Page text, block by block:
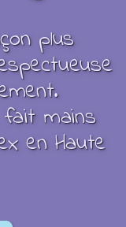
plus
mains
en Haute